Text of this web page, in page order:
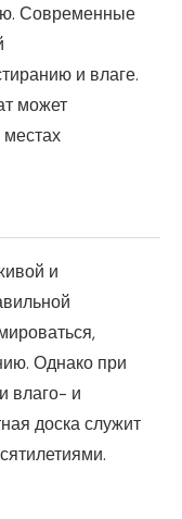
Современные
и влаге.
может
и
Однако при
влаго- и
доска служит